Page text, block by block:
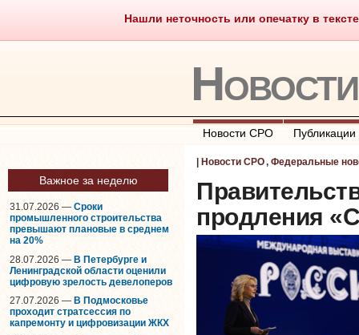
Нашли неточность или опечатку в
Саморегулирование Что
Новости СРО Публикации
Важное за неделю
31.07.2026 — Сроки
промышленного строительства
превышают плановые в среднем
на 20%
28.07.2026 — В Петербурге и
Ленинградской области оценили
цифровую зрелость девелоперов
27.07.2026 — В Подмосковье
проходит стратсессия по
капремонту и цифровизации ЖКХ
Новости СРО, Федеральные
продления